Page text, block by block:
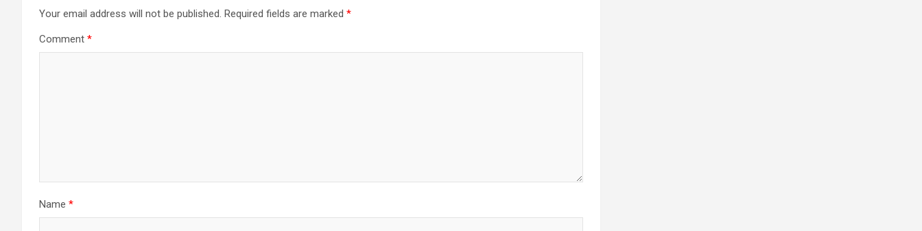
Your email address will not be published. Required fields are marked *
Comment *
Name *